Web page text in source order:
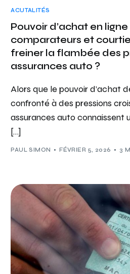
ACUTALITÉS
Pouvoir d’achat en
comparateurs et
freiner la flambée des
assurances auto ?
Alors que le pouvoir d’achat
confronté à des pressions
assurances auto connaissent
[…]
PAUL SIMON FÉVRIER 5, 2026 3